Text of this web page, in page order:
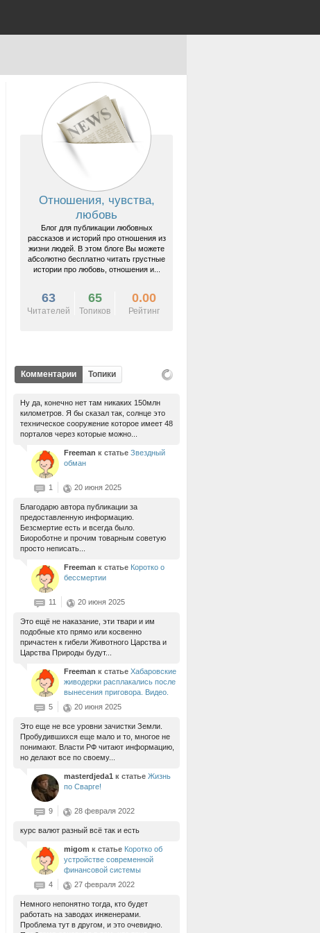
Отношения, чувства,
любовь
Блог для публикации любовных
рассказов и историй про отношения из
жизни людей. В этом блоге Вы можете
абсолютно бесплатно читать грустные
истории про любовь, отношения и...
63
Читателей
65
Топиков
0.00
Рейтинг
Комментарии Топики
Ну да, конечно нет там никаких 150млн
километров. Я бы сказал так, солнце это
техническое сооружение которое имеет 48
порталов через которые можно...
Freeman к статье Звездный
обман
1 20 июня 2025
Благодарю автора публикации за
предоставленную информацию.
Безсмертие есть и всегда было.
Биороботне и прочим товарным советую
просто неписать...
Freeman к статье Коротко о
бессмертии
11 20 июня 2025
Это ещё не наказание, эти твари и им
подобные кто прямо или косвенно
причастен к гибели Животного Царства и
Царства Природы будут...
Freeman к статье Хабаровские
живодерки расплакались после
вынесения приговора. Видео.
5
20 июня 2025
Это еще не все уровни зачистки Земли.
Пробудившихся еще мало и то, многое не
понимают. Власти РФ читают информацию,
но делают все по своему...
masterdjeda1 к статье Жизнь
по Сварге!
9 28 февраля 2022
курс валют разный всё так и есть
migom к статье Коротко об
устройстве современной
финансовой системы
4
27 февраля 2022
Немного непонятно тогда, кто будет
работать на заводах инженерами.
Проблема тут в другом, и это очевидно.